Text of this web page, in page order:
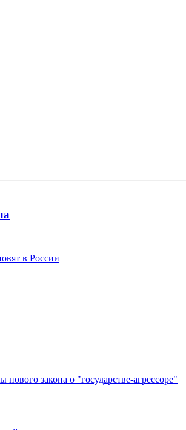
в России
закона о "государстве-агрессоре"